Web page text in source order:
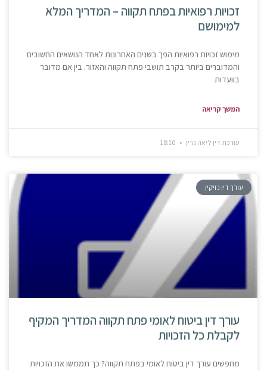
זכויות רפואיות בפתח תקווה – המדריך המלא
למימושם
מימוש זכויות רפואיות הפך בשנים האחרונות לאחד הנושאים החשובים
והמדוברים ביותר בקרב תושבי פתח תקווה והאזור. בין אם מדובר
בוועדות
המשך קריאה
עורכת דין ליאה גרין
עורך דין נזיקין
עורך דין ביטוח לאומי פתח תקווה המדריך המקיף
לקבלת כל הזכויות
מחפשים עורך דין ביטוח לאומי בפתח תקווה? כך תממשו את הזכויות